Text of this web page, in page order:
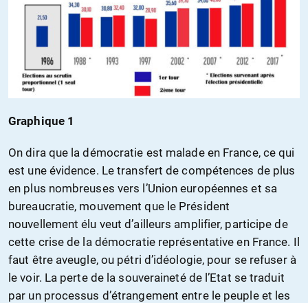
Graphique 1
On dira que la démocratie est malade en France, ce qui
est une évidence. Le transfert de compétences de plus
en plus nombreuses vers l’Union européennes et sa
bureaucratie, mouvement que le Président
nouvellement élu veut d’ailleurs amplifier, participe de
cette crise de la démocratie représentative en France. Il
faut être aveugle, ou pétri d’idéologie, pour se refuser à
le voir. La perte de la souveraineté de l’Etat se traduit
par un processus d’étrangement entre le peuple et les